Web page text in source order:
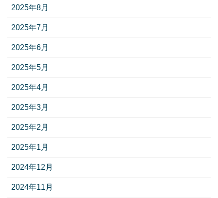
2025年8月
2025年7月
2025年6月
2025年5月
2025年4月
2025年3月
2025年2月
2025年1月
2024年12月
2024年11月